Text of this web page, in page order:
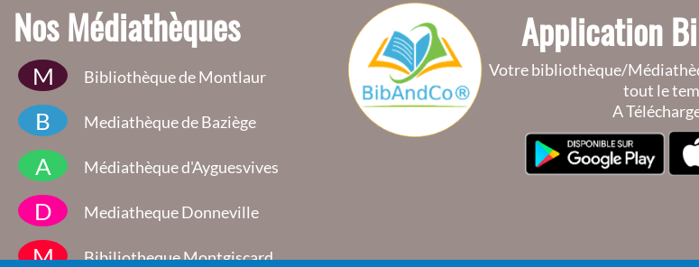
Nos Médiathèques
M Bibliothèque de Montlaur
B Mediathèque de Baziège
A Médiathèque d'Ayguesvives
D Mediatheque Donneville
M Bibiliotheque Montgiscard
Application
Votre bibliothèque/
tout le
A